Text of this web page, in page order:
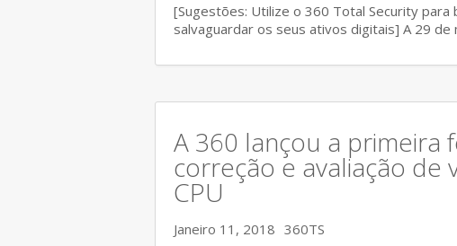
[Sugestões: Utilize o 360 Total Security para
salvaguardar os seus ativos digitais] A 29
A 360 lançou a primeira
correção e avaliação de
CPU
Janeiro 11, 2018 360TS